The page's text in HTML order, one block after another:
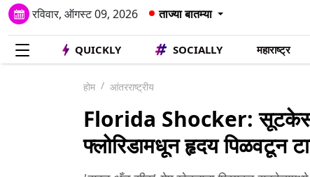
रविवार, ऑगस्ट 09, 2026 ताज्या बातम्या
QUICKLY SOCIALLY महाराष्ट्र
होम आंतरराष्ट्रीय
Florida Shocker:
फ्लोरिडामधून हृदय पिळवटून